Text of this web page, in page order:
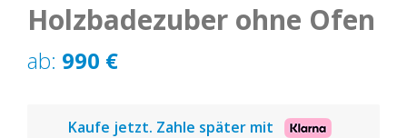
Holzbadezuber ohne Ofen
ab: 990 €
Kaufe jetzt. Zahle später mit